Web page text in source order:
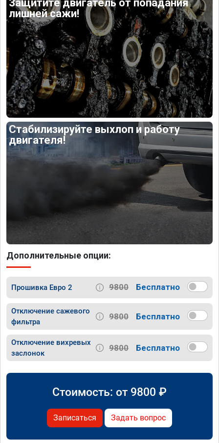
Защитите двигатель от попадания
лишней сажи!
Стабилизируйте выхлоп и работу
двигателя!
Дополнительные опции:
Прошивка Евро 2 9800 Бесплатно
Отключение сажевого
фильтра
9800 Бесплатно
Отключение вихревых
заслонок
9800 Бесплатно
Стоимость: от 9800 ₽
Записаться Задать вопрос